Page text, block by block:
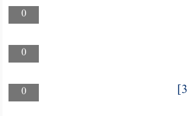
0
0
0